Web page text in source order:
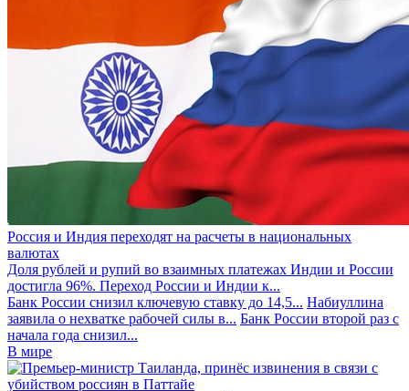
Россия и Индия переходят на расчеты в национальных
валютах
Доля рублей и рупий во взаимных платежах Индии и России
достигла 96%. Переход России и Индии к...
Банк России снизил ключевую ставку до 14,5... Набиуллина
заявила о нехватке рабочей силы в... Банк России второй раз с
начала года снизил...
В мире